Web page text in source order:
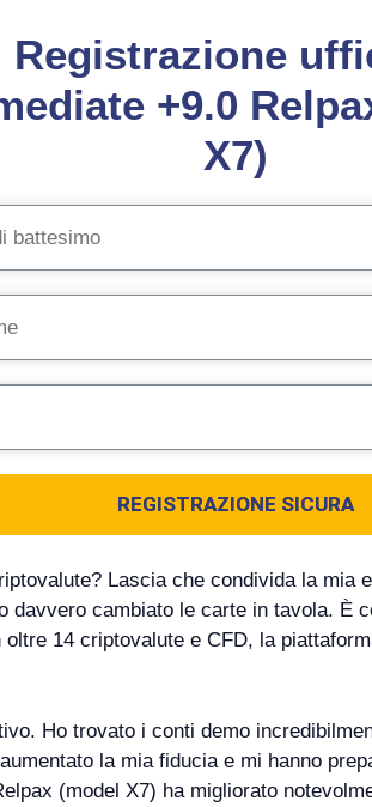
Registrazione
+9.0
X7)
REGISTRAZIONE SICURA
Lascia che condivida la mia
cambiato le carte in tavola. È
14 criptovalute e CFD, la
Ho trovato i conti demo
la mia fiducia e mi hanno
(model X7) ha migliorato